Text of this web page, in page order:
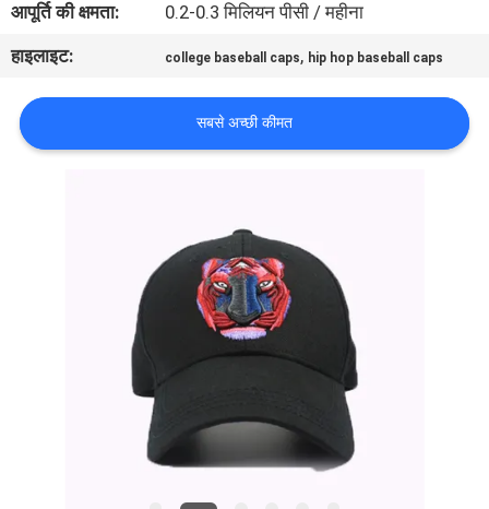
समाचार
मामलों
आपूर्ति की क्षमता:
0.2-0.3 मिलियन पीसी / महीना
हाइलाइट:
college baseball caps, hip hop baseball caps
सबसे अच्छी कीमत